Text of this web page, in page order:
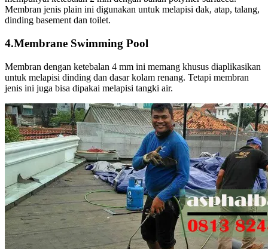
Membran jenis plain ini digunakan untuk melapisi dak, atap, talang,
dinding basement dan toilet.
4.Membrane Swimming Pool
Membran dengan ketebalan 4 mm ini memang khusus diaplikasikan
untuk melapisi dinding dan dasar kolam renang. Tetapi membran
jenis ini juga bisa dipakai melapisi tangki air.